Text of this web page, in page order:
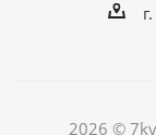
2026 ©